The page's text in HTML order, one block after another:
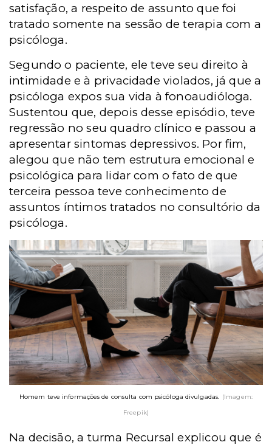
satisfação, a respeito de assunto que foi
tratado somente na sessão de terapia com a
psicóloga.
Segundo o paciente, ele teve seu direito à
intimidade e à privacidade violados, já que a
psicóloga expos sua vida à fonoaudióloga.
Sustentou que, depois desse episódio, teve
regressão no seu quadro clínico e passou a
apresentar sintomas depressivos. Por fim,
alegou que não tem estrutura emocional e
psicológica para lidar com o fato de que
terceira pessoa teve conhecimento de
assuntos íntimos tratados no consultório da
psicóloga.
Homem teve informações de consulta com psicóloga divulgadas.
(Imagem:
Freepik)
Na decisão, a turma Recursal explicou que é